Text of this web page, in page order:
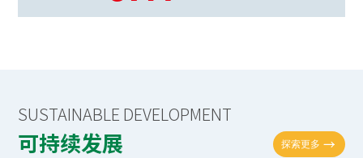
SUSTAINABLE DEVELOPMENT
可持续发展 探索更多 